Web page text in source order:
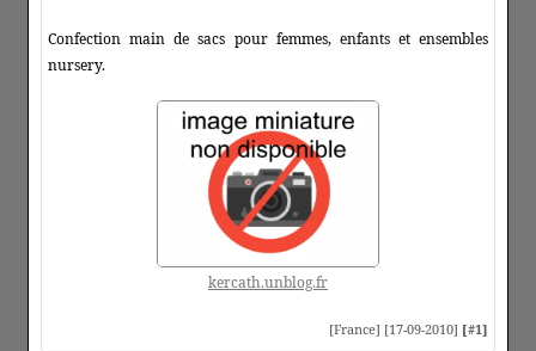
Confection main de sacs pour femmes, enfants et ensembles
nursery.
kercath.unblog.fr
[France] [17-09-2010] [#1]